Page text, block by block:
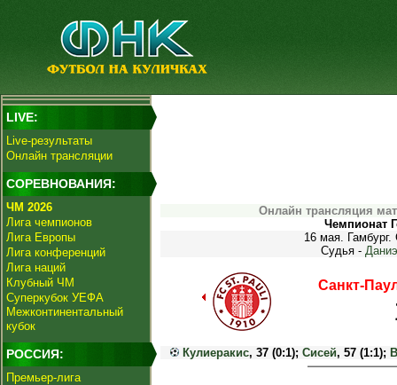
LIVE:
Live-результаты
Онлайн трансляции
СОРЕВНОВАНИЯ:
ЧМ 2026
Лига чемпионов
Лига Европы
Лига конференций
Лига наций
Клубный ЧМ
Суперкубок УЕФА
Межконтинентальный
кубок
РОССИЯ:
Премьер-лига
Онлайн трансляция
Чемпионат
16 мая. Гамбург.
Судья -
Санкт-
Кулиеракис, 37 (0:1); Сисей, 57 (1:1);